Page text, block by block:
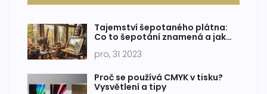
Tajemství šepotaného plátna:
Co to šepotání znamená a jak
pro, 31 2023
Proč se používá CMYK v tisku?
Vysvětlení a tipy